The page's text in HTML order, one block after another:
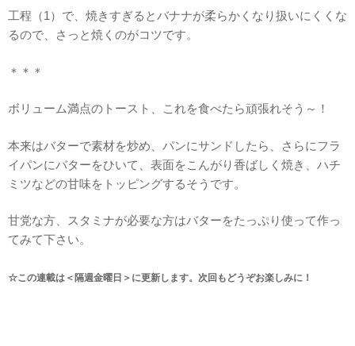
工程（1）で、焼きすぎるとバナナが柔らかくなり扱いにくくな
るので、さっと焼くのがコツです。
＊＊＊
ボリューム満点のトースト、これを食べたら頑張れそう～！
本来はバターで素材を炒め、パンにサンドしたら、さらにフラ
イパンにバターをひいて、表面をこんがり香ばしく焼き、ハチ
ミツなどの甘味をトッピングするそうです。
甘党な方、スタミナが必要な方はバターをたっぷり使って作っ
てみて下さい。
☆この連載は＜隔週金曜日＞に更新します。次回もどうぞお楽しみに！